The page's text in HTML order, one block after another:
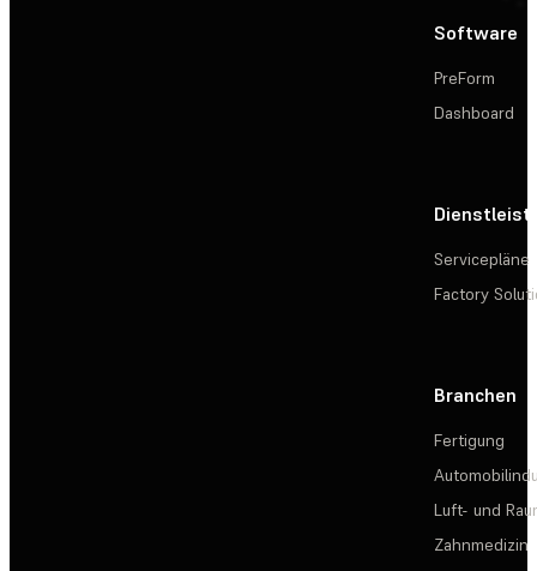
Software
PreForm
Dashboard
Servicepläne
Factory
Branchen
Fertigung
Luft- und
Zahnmedizin